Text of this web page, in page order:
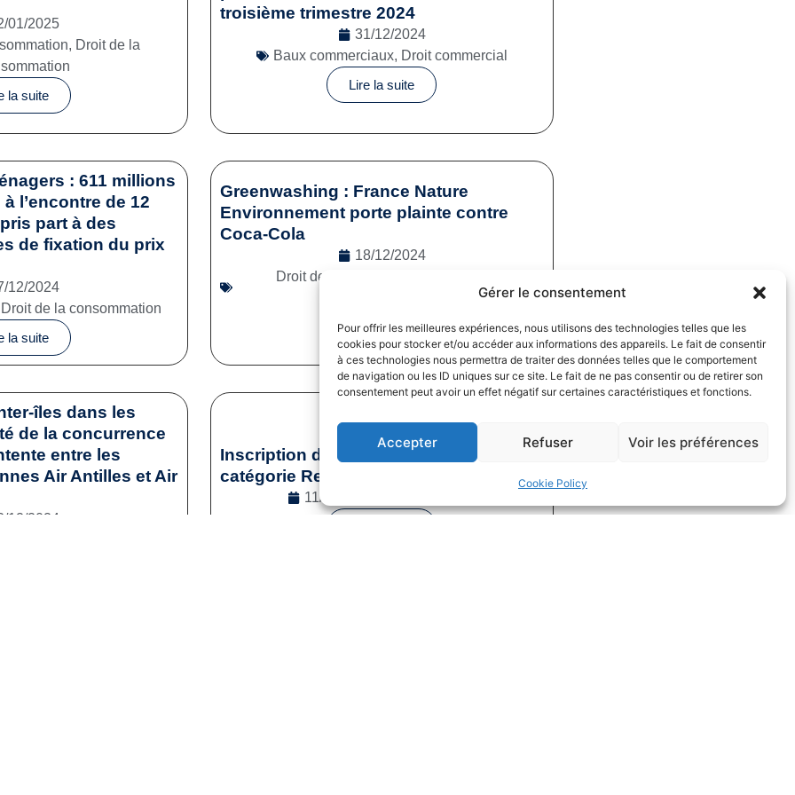
Gérer le consentement
Pour offrir les meilleures expériences, nous utilisons des technologies telles que les
cookies pour stocker et/ou accéder aux informations des appareils. Le fait de consentir
à ces technologies nous permettra de traiter des données telles que le comportement
de navigation ou les ID uniques sur ce site. Le fait de ne pas consentir ou de retirer son
consentement peut avoir un effet négatif sur certaines caractéristiques et fonctions.
Accepter Refuser Voir les préférences
Cookie Policy
01/2025
, Droit de la
la suite
troisième trimestre 2024
31/12/2024
Baux commerciaux, Droit commercial
Lire la suite
: 611 millions
à l’encontre de 12
part à des
de fixation du prix
12/2024
Droit de la consommation
la suite
Greenwashing : France Nature
Environnement porte plainte contre
Coca-Cola
18/12/2024
Droit de la consommation
Lire la suite
îles dans les
de la concurrence
entre les
Air Antilles et Air
12/2024
Inscription des sportifs dans la
catégorie Reconversion
11/12/2024